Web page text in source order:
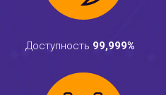
Доступность 99,999%